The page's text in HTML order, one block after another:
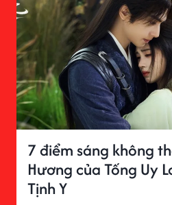
7 điểm sáng không
Hương của Tống Uy
Tịnh Y